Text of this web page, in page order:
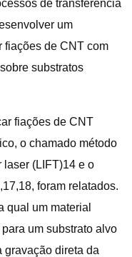
de transferência
um
fiações de CNT com
substratos
fiações de CNT
o chamado método
laser (LIFT)14 e o
foram relatados.
qual um material
um substrato alvo
gravação direta da